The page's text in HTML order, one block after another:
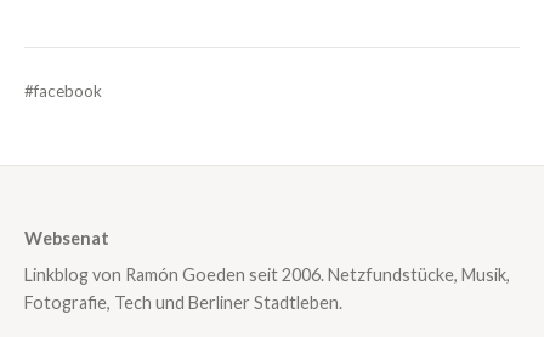
#facebook
Websenat
Linkblog von Ramón Goeden seit 2006. Netzfundstücke, Musik,
Fotografie, Tech und Berliner Stadtleben.